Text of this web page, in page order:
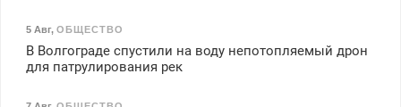
5 Авг, ОБЩЕСТВО
В Волгограде спустили на воду непотопляемый дрон
для патрулирования рек